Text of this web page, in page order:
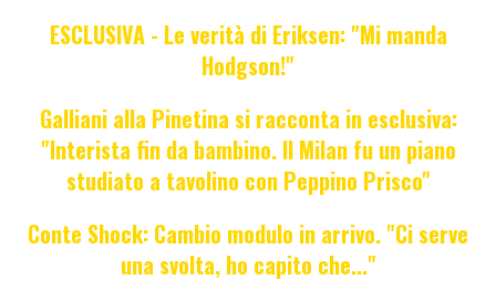
ESCLUSIVA - Le verità di Eriksen: "Mi manda
Hodgson!"
Galliani alla Pinetina si racconta in esclusiva:
"Interista fin da bambino. Il Milan fu un piano
studiato a tavolino con Peppino Prisco"
Conte Shock: Cambio modulo in arrivo. "Ci serve
una svolta, ho capito che..."